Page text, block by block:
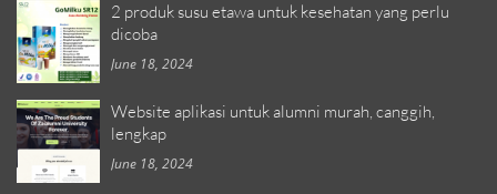
2 produk susu etawa untuk kesehatan yang perlu
dicoba
June 18, 2024
Website aplikasi untuk alumni murah, canggih,
lengkap
June 18, 2024